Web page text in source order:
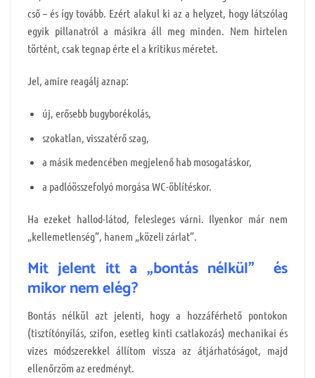
cső – és így tovább. Ezért alakul ki az a helyzet, hogy látszólag
egyik pillanatról a másikra áll meg minden. Nem hirtelen
történt, csak tegnap érte el a kritikus méretet.
Jel, amire reagálj aznap:
új, erősebb bugyborékolás,
szokatlan, visszatérő szag,
a másik medencében megjelenő hab mosogatáskor,
a padlóösszefolyó morgása WC-öblítéskor.
Ha ezeket hallod-látod, felesleges várni. Ilyenkor már nem
„kellemetlenség”, hanem „közeli zárlat”.
Mit jelent itt a „bontás nélkül” és
mikor nem elég?
Bontás nélkül azt jelenti, hogy a hozzáférhető pontokon
(tisztítónyílás, szifon, esetleg kinti csatlakozás) mechanikai és
vizes módszerekkel állítom vissza az átjárhatóságot, majd
ellenőrzöm az eredményt.